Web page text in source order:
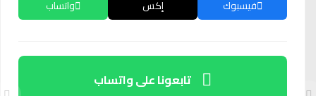
فيسبوك إكس واتساب
تابعونا على واتساب